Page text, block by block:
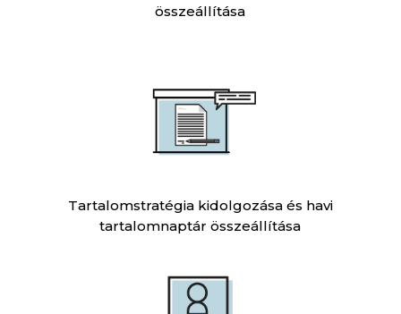
összeállítása
Tartalomstratégia kidolgozása és havi
tartalomnaptár összeállítása